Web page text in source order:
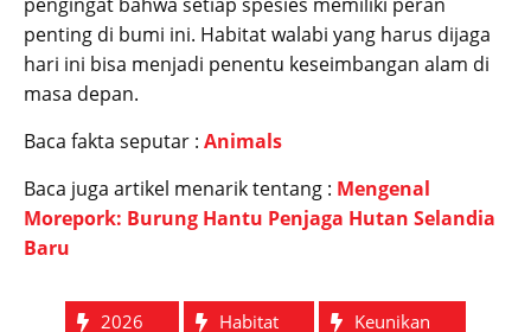
penting di bumi ini. Habitat walabi yang harus dijaga
hari ini bisa menjadi penentu keseimbangan alam di
masa depan.
Baca fakta seputar : Animals
Baca juga artikel menarik tentang : Mengenal
Morepork: Burung Hantu Penjaga Hutan Selandia
Baru
2026 Habitat
Keunikan